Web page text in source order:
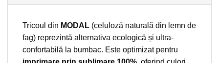
Tricoul din MODAL (celuloză naturală din lemn de
fag) reprezintă alternativa ecologică și ultra-
confortabilă la bumbac. Este optimizat pentru